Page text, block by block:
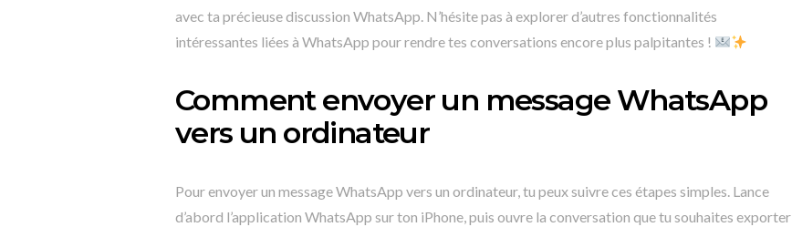
avec ta précieuse discussion WhatsApp. N’hésite pas à explorer d’autres fonctionnalités
intéressantes liées à WhatsApp pour rendre tes conversations encore plus palpitantes !
Comment envoyer un message WhatsApp
vers un ordinateur
Pour envoyer un message WhatsApp vers un ordinateur, tu peux suivre ces étapes simples. Lance
d’abord l’application WhatsApp sur ton iPhone, puis ouvre la conversation que tu souhaites exporter